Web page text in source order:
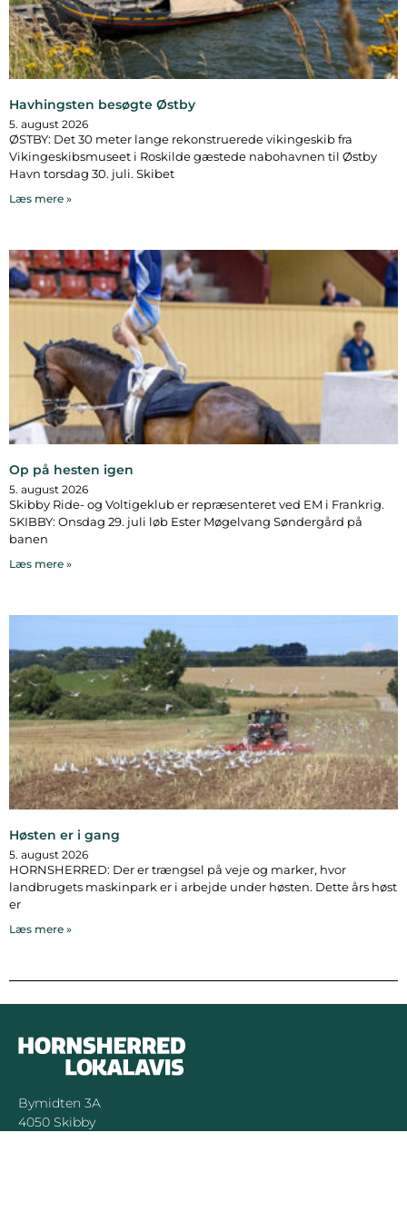
Havhingsten besøgte Østby
5. august 2026
ØSTBY: Det 30 meter lange rekonstruerede vikingeskib fra
Vikingeskibsmuseet i Roskilde gæstede nabohavnen til Østby
Havn torsdag 30. juli. Skibet
Læs mere »
Op på hesten igen
5. august 2026
Skibby Ride- og Voltigeklub er repræsenteret ved EM i Frankrig.
SKIBBY: Onsdag 29. juli løb Ester Møgelvang Søndergård på
banen
Læs mere »
Høsten er i gang
5. august 2026
HORNSHERRED: Der er trængsel på veje og marker, hvor
landbrugets maskinpark er i arbejde under høsten. Dette års høst
er
Læs mere »
Bymidten 3A
4050 Skibby